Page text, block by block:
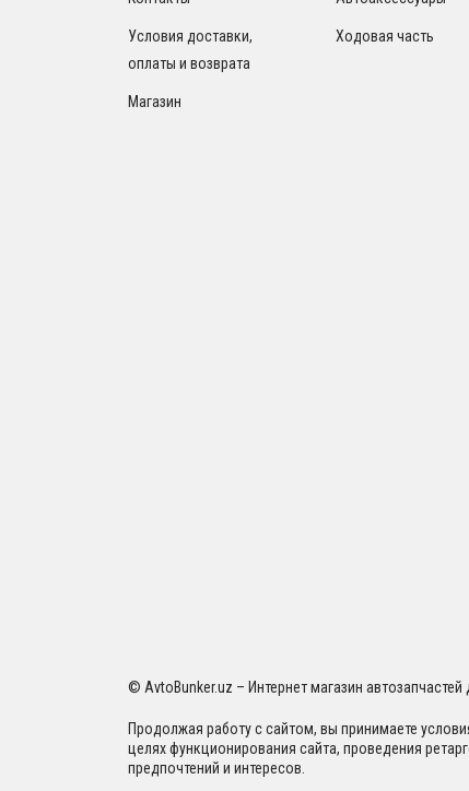
Условия доставки,
оплаты и возврата
Магазин
Ходовая часть
© AvtoBunker.uz – Интернет магазин
Продолжая работу с сайтом, вы принимаете
целях функционирования сайта, проведения
предпочтений и интересов.